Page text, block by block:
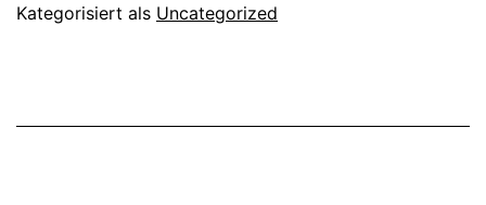
Kategorisiert als Uncategorized